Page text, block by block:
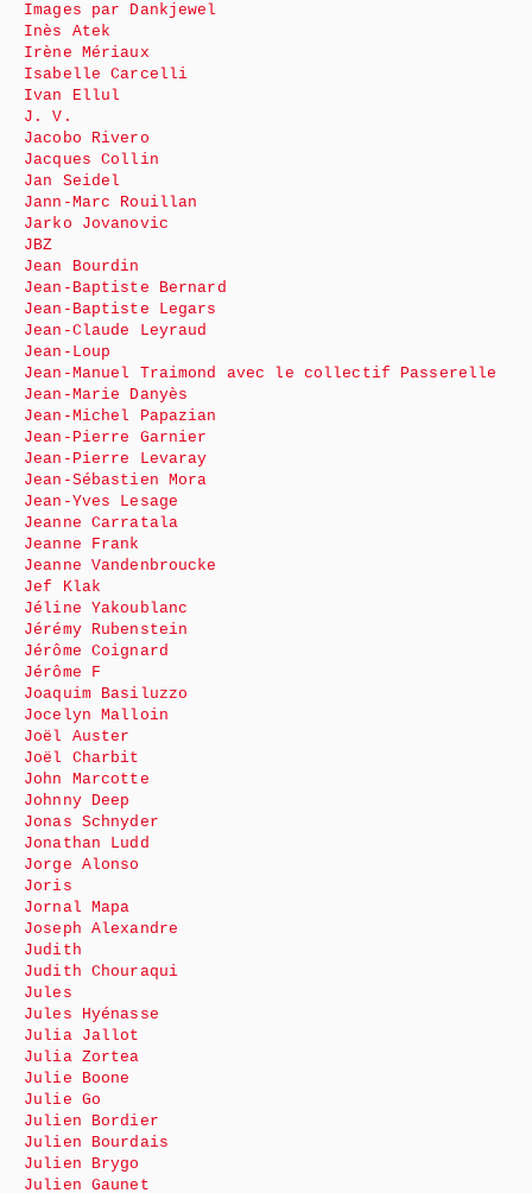
Images par Dankjewel
Inès Atek
Irène Mériaux
Isabelle Carcelli
Ivan Ellul
J. V.
Jacobo Rivero
Jacques Collin
Jan Seidel
Jann-Marc Rouillan
Jarko Jovanovic
JBZ
Jean Bourdin
Jean-Baptiste Bernard
Jean-Baptiste Legars
Jean-Claude Leyraud
Jean-Loup
Jean-Manuel Traimond avec le collectif Passerelle
Jean-Marie Danyès
Jean-Michel Papazian
Jean-Pierre Garnier
Jean-Pierre Levaray
Jean-Sébastien Mora
Jean-Yves Lesage
Jeanne Carratala
Jeanne Frank
Jeanne Vandenbroucke
Jef Klak
Jéline Yakoublanc
Jérémy Rubenstein
Jérôme Coignard
Jérôme F
Joaquim Basiluzzo
Jocelyn Malloin
Joël Auster
Joël Charbit
John Marcotte
Johnny Deep
Jonas Schnyder
Jonathan Ludd
Jorge Alonso
Joris
Jornal Mapa
Joseph Alexandre
Judith
Judith Chouraqui
Jules
Jules Hyénasse
Julia Jallot
Julia Zortea
Julie Boone
Julie Go
Julien Bordier
Julien Bourdais
Julien Brygo
Julien Gaunet